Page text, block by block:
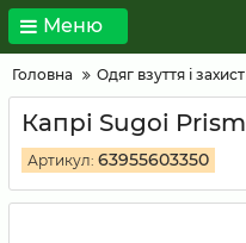
Меню
Головна Одяг взуття і захист
Капрі Sugoi Prism
Артикул: 63955603350